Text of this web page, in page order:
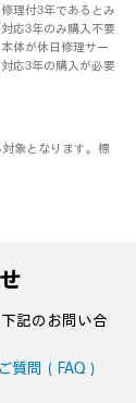
理付3年であるとみ
応3年のみ購入不要
体が休日修理サー
応3年の購入が必要
象となります。標
記のお問い合
質問（FAQ）